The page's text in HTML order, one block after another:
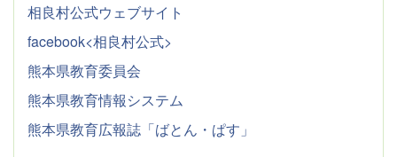
相良村公式ウェブサイト
facebook<相良村公式>
熊本県教育委員会
熊本県教育情報システム
熊本県教育広報誌「ばとん・ぱす」